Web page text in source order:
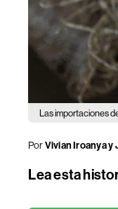
Las importaciones
PorVivian Iroanya y
Lea esta